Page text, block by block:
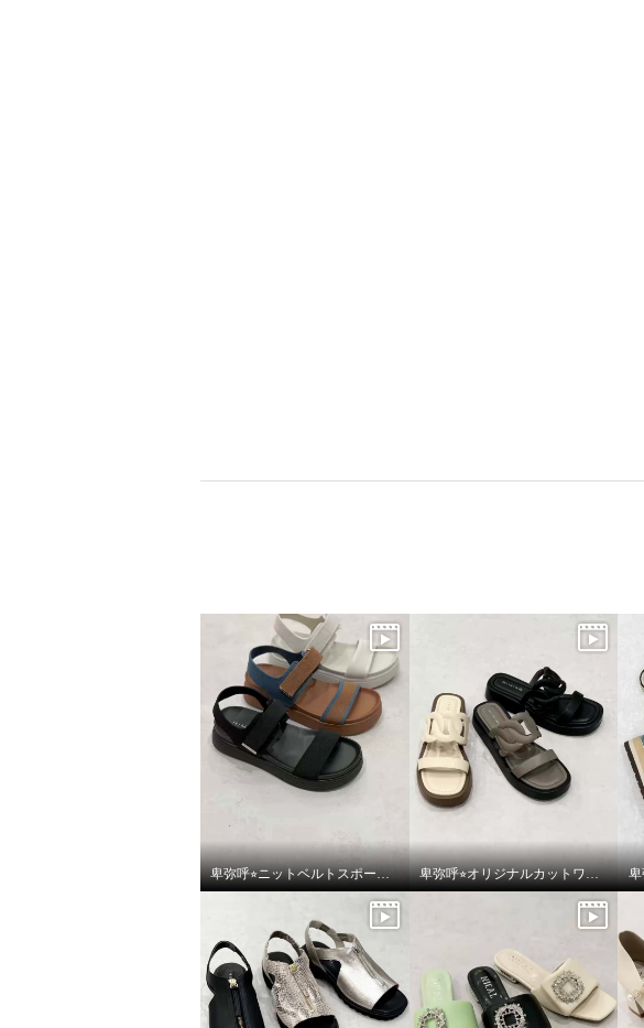
卑弥呼⭐︎ニットベルトスポーツサンダルをご紹介いたします。 卑弥呼⭐︎オリジナルカットワークボリュームソールサンダルをご紹介いたします。